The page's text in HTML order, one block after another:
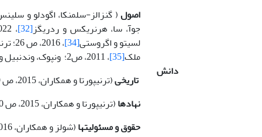
دانش
اصول( گنزالز-سلمنکا، اگودلو و
جوآ، سا، هرنریکس و ردریگز[32]
، 2022، ص 4؛ برت
لسیتو و اگروستی[34]
ملک[35]
، 2011، ص2؛ ون­پوک، وندنبیل و بروینینکس
تاریخی(ترنیپورتا و همکاران، 2015، ص 30)
نهادها(ترنیپورتا و همکاران، 2015، ص 30)
حقوق و مسئولیت­ها(شولز و همکاران، 2016، ص 46)